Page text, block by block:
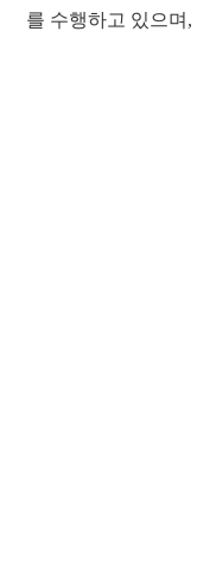
를 수행하고 있으며 ,